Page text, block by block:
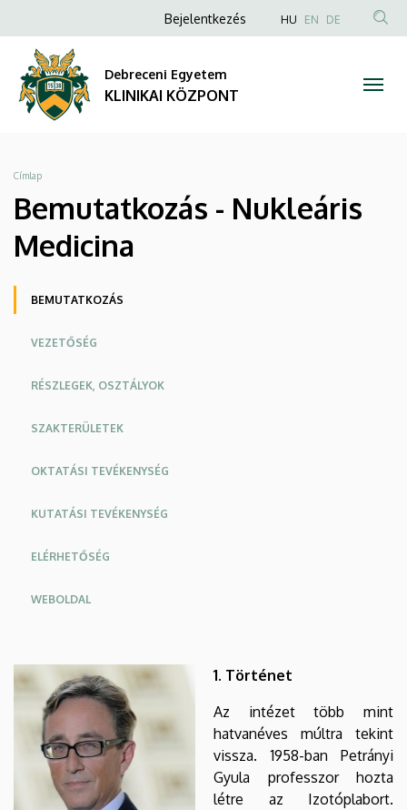
Bemutatkozás
Nukleáris
Medicina
KLINIKAI
KÖZPONT
a
tartalomra
Anonim
fiók
menüje
Bejelentkezés HU EN DE
Debreceni Egyetem
KLINIKAI KÖZPONT
Morzsa
Címlap
Bemutatkozás - Nukleáris
Medicina
Oldalmenü
BEMUTATKOZÁS
VEZETŐSÉG
RÉSZLEGEK, OSZTÁLYOK
SZAKTERÜLETEK
OKTATÁSI TEVÉKENYSÉG
KUTATÁSI TEVÉKENYSÉG
ELÉRHETŐSÉG
WEBOLDAL
KK
Angol
KK
Német
1. Történet
Az intézet több mint
hatvanéves múltra tekint
vissza. 1958-ban Petrányi
Gyula professzor hozta
létre az Izotóplabort.